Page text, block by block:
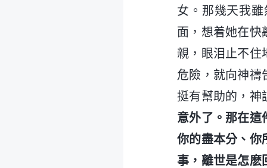
女。那幾天我
面，想着她在快
親，眼泪止不住
危險，就向神禱
挺有幫助的，神
意外了。那在這
你的盡本分、你
事，離世是怎麽